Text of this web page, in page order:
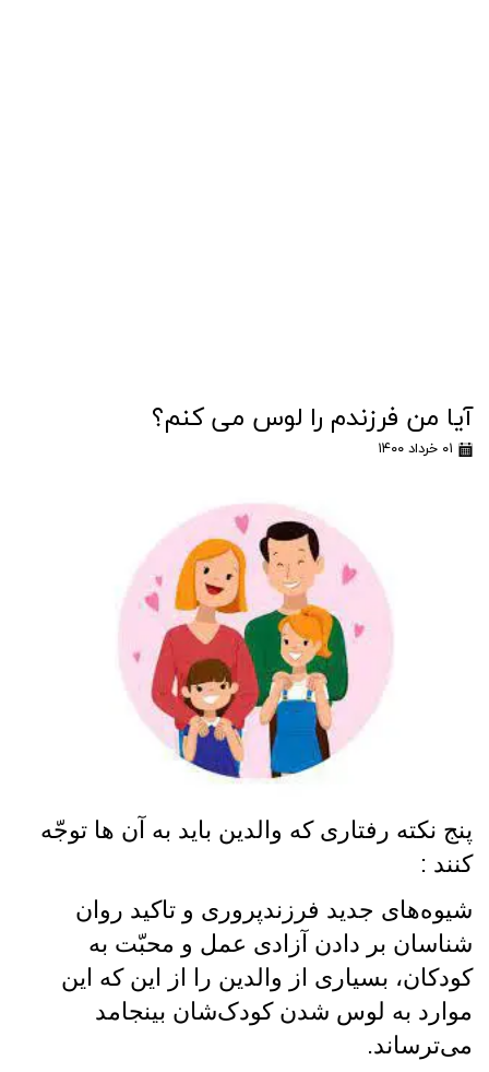
آیا من فرزندم را لوس می کنم؟
۰۱ خرداد ۱۴۰۰
پنج نکته رفتاری که والدین باید به آن ها توجّه
کنند :
شیوه‌های جدید فرزندپروری و تاکید روان
شناسان بر دادن آزادی عمل و محبّت به
کودکان، بسیاری از والدین را از این که این
موارد به لوس شدن کودک‌شان بینجامد
می‌ترساند.